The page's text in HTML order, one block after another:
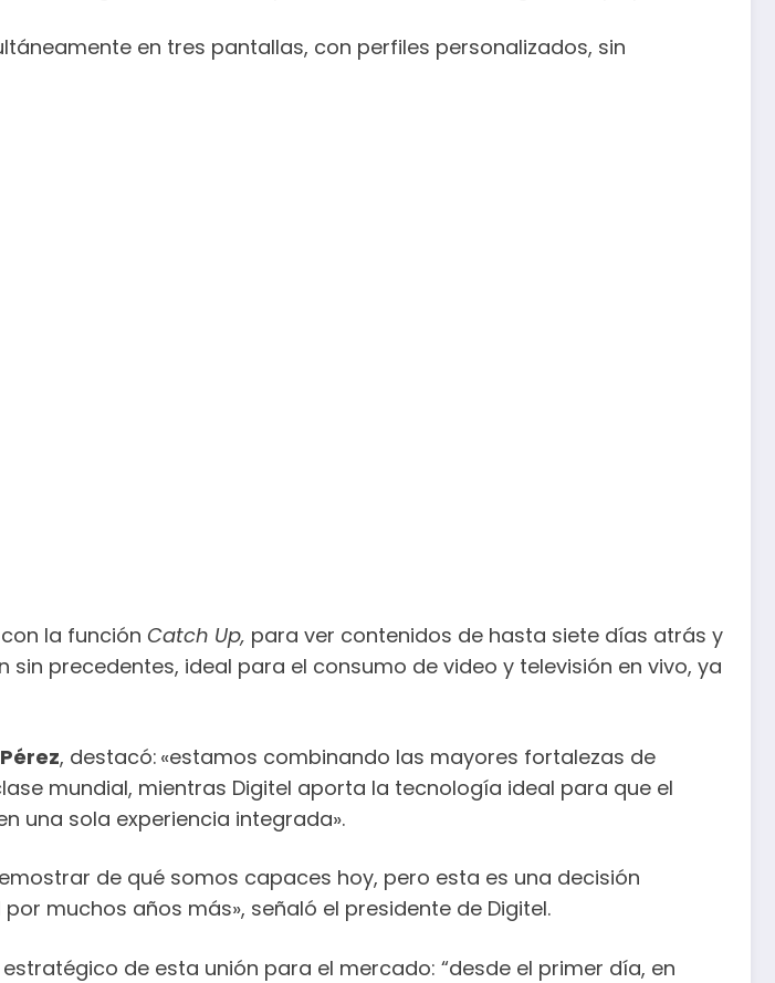
en tres pantallas, con perfiles personalizados, sin
la función Catch Up, para ver contenidos de hasta siete días atrás y
precedentes, ideal para el consumo de video y televisión en vivo, ya
, destacó: «estamos combinando las mayores fortalezas de
mundial, mientras Digitel aporta la tecnología ideal para que el
una sola experiencia integrada».
de qué somos capaces hoy, pero esta es una decisión
muchos años más», señaló el presidente de Digitel.
de esta unión para el mercado: “desde el primer día, en